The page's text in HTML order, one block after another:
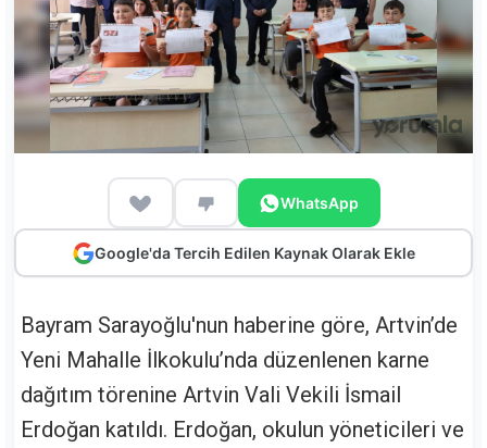
WhatsApp
Google'da Tercih Edilen Kaynak Olarak Ekle
Bayram Sarayoğlu'nun haberine göre, Artvin’de
Yeni Mahalle İlkokulu’nda düzenlenen karne
dağıtım törenine Artvin Vali Vekili İsmail
Erdoğan katıldı. Erdoğan, okulun yöneticileri ve